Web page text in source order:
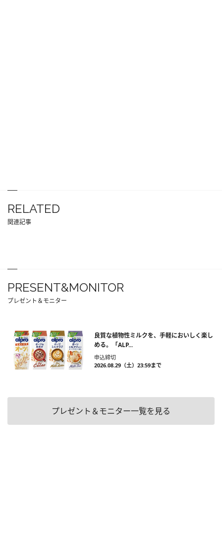
RELATED
関連記事
PRESENT&MONITOR
プレゼント＆モニター
良質な植物性ミルクを、手軽においしく楽し
める。「ALP...
申込締切
2026.08.29（土）23:59まで
プレゼント＆モニター一覧を見る